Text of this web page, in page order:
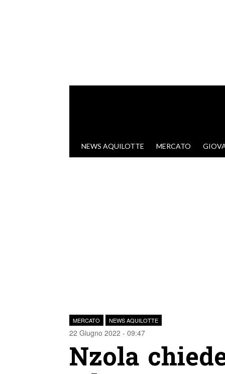
VAI AL CONTENUTO
NEWS AQUILOTTE MERCATO
MERCATO NEWS AQUILOTTE
22 Giugno 2022 - 09:47
Nzola